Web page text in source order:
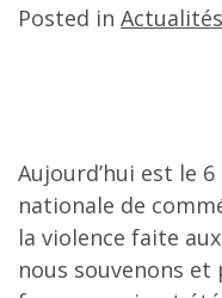
Posted in Actualités
Aujourd’hui est le
nationale de
la violence faite
nous souvenons et